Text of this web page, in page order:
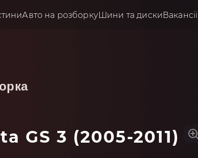
Авто на розборкуШини та дискиВакансії
GS 3 (2005-2011)